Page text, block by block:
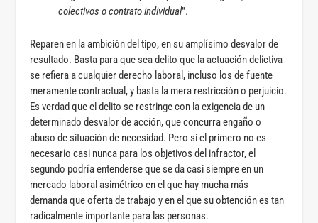
colectivos o contrato individual”.
Reparen en la ambición del tipo, en su amplísimo desvalor de
resultado. Basta para que sea delito que la actuación delictiva
se refiera a cualquier derecho laboral, incluso los de fuente
meramente contractual, y basta la mera restricción o perjuicio.
Es verdad que el delito se restringe con la exigencia de un
determinado desvalor de acción, que concurra engaño o
abuso de situación de necesidad. Pero si el primero no es
necesario casi nunca para los objetivos del infractor, el
segundo podría entenderse que se da casi siempre en un
mercado laboral asimétrico en el que hay mucha más
demanda que oferta de trabajo y en el que su obtención es tan
radicalmente importante para las personas.